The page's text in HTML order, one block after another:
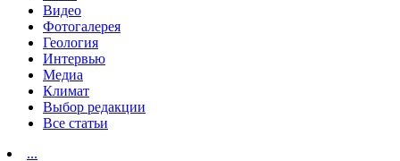
Видео
Фотогалерея
Геология
Интервью
Медиа
Климат
Выбор редакции
Все статьи
...